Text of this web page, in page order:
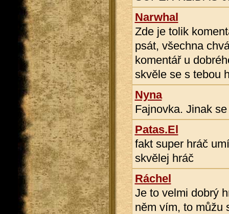
Narwhal
Zde je tolik
psát, všechna
komentář u
skvěle se s tebou
Nyna
Fajnovka. Jinak
Patas.El
fakt super hráč
skvělej hráč
Ráchel
Je to velmi dobrý
něm vím, to můžu